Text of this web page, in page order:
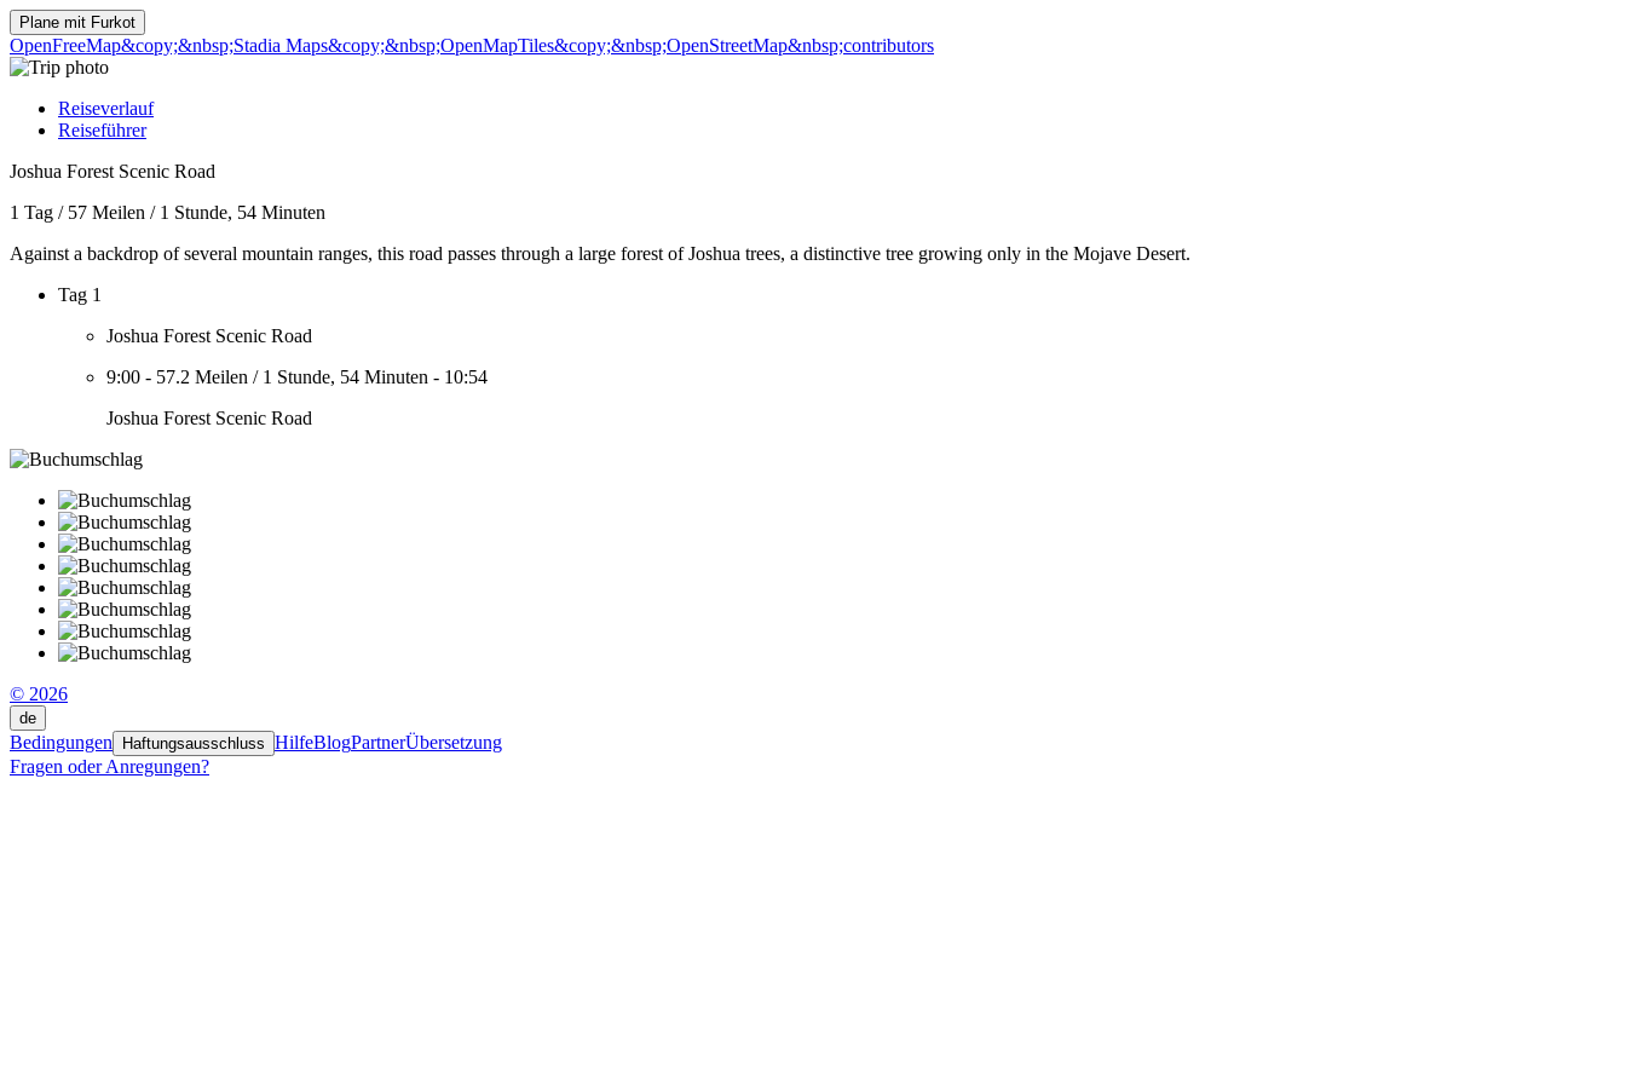
Plane mit Furkot
OpenFreeMap&copy;&nbsp;Stadia Maps&copy;&nbsp;OpenMapTiles&copy;&nbsp;OpenStreetMap&nbsp;contributors
Reiseverlauf
Reiseführer
Joshua Forest Scenic Road
1 Tag / 57 Meilen / 1 Stunde, 54 Minuten
Against a backdrop of several mountain ranges, this road passes through a large forest of Joshua trees, a distinctive tree growing only in the Mojave Desert.
Tag 1
Joshua Forest Scenic Road
9:00 - 57.2 Meilen / 1 Stunde, 54 Minuten - 10:54
Joshua Forest Scenic Road
© 2026
de
Bedingungen Haftungsausschluss HilfeBlogPartnerÜbersetzung
Fragen oder Anregungen?